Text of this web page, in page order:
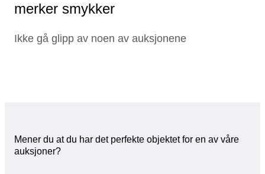
merker smykker
Ikke gå glipp av noen av auksjonene
Mener du at du har det perfekte objektet for en av våre
auksjoner?